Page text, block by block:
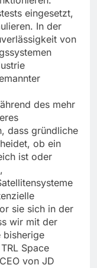
eingesetzt,
In der
von
des mehr
dass gründliche
ob ein
ist oder
sie sich in der
wir mit der
bisherige
Space
von JD